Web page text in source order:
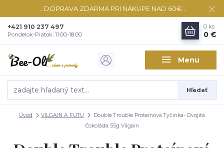
... DOPRAVA ZDARMA PRI NÁKUPE NAD 60€...
Menu
Hľadať
+421 910 237 497
Pondelok-Piatok: 11:00-18:00
0 ks
0 €
Úvod VILGAIN A FUTU
Double Trouble Proteínová Tyčinka- Dvojitá
Čokoláda 55g Vilgain